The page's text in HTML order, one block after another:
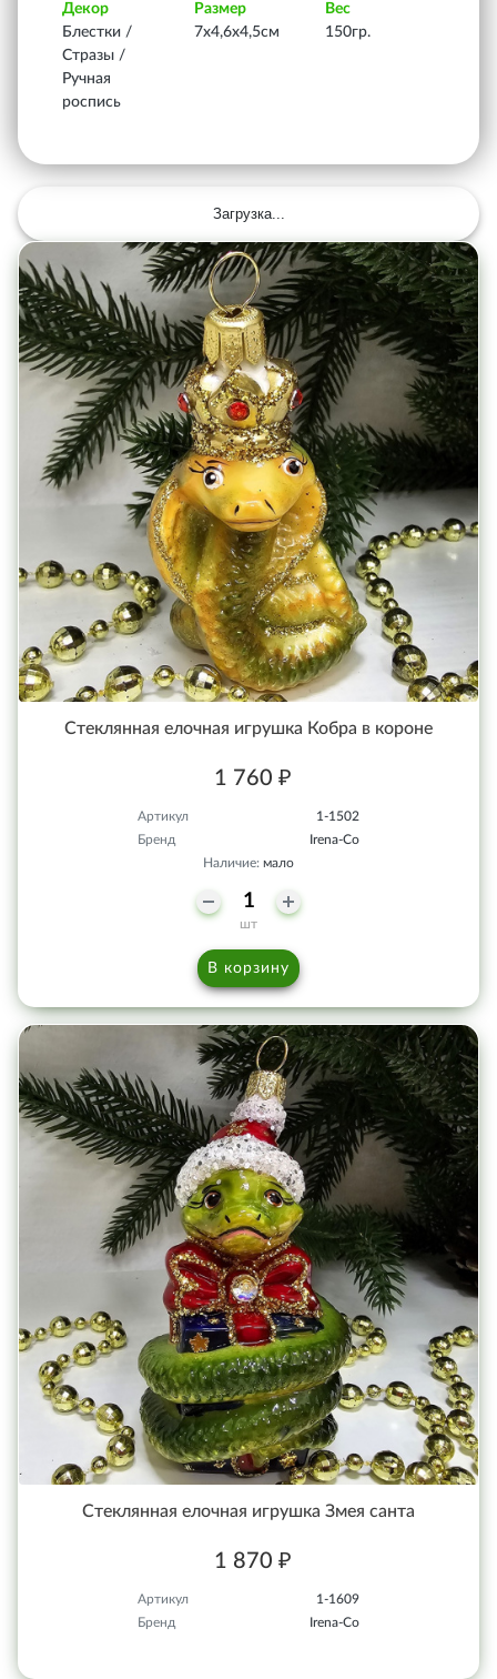
Декор
Блестки /
Стразы /
Ручная
роспись
Размер
7х4,6х4,5см
Вес
150гр.
Загрузка...
Стеклянная елочная игрушка Кобра в короне
1 760 ₽
Артикул
1-1502
Бренд
Irena-Co
Наличие: мало
шт
В корзину
Стеклянная елочная игрушка Змея санта
1 870 ₽
Артикул
1-1609
Бренд
Irena-Co